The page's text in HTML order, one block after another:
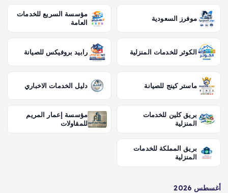
موفرز السعودية
مؤسسة السريع للخدمات
العامة
الكوثر للخدمات المنزلية رابيد بروفيكس للصيانة
ماستر كينج للصيانة دليل الخدمات الاخباري
بريق كلين للخدمات
المنزلية
مؤسسة إعمار المريم
للمقاولات
بريق المملكة للخدمات
المنزلية
أغسطس 2026